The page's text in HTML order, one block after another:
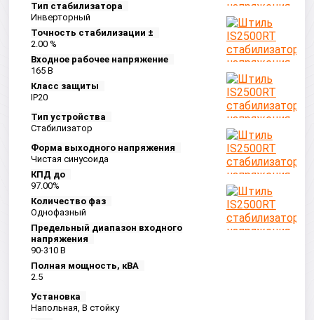
Тип стабилизатора
Инверторный
Точность стабилизации ±
2.00 %
Входное рабочее напряжение
165 В
Класс защиты
IP20
Тип устройства
Стабилизатор
Форма выходного напряжения
Чистая синусоида
КПД до
97.00%
Количество фаз
Однофазный
Предельный диапазон входного
напряжения
90-310 B
Полная мощность, кВА
2.5
Установка
Напольная, В стойку